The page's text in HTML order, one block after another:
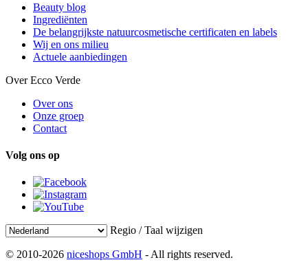
Beauty blog
Ingrediënten
De belangrijkste natuurcosmetische certificaten en labels
Wij en ons milieu
Actuele aanbiedingen
Over Ecco Verde
Over ons
Onze groep
Contact
Volg ons op
Regio / Taal wijzigen
© 2010-2026 niceshops GmbH - All rights reserved.